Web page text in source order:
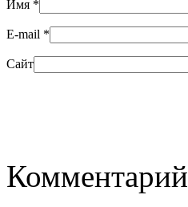
Имя *
E-mail *
Сайт
Комментарий